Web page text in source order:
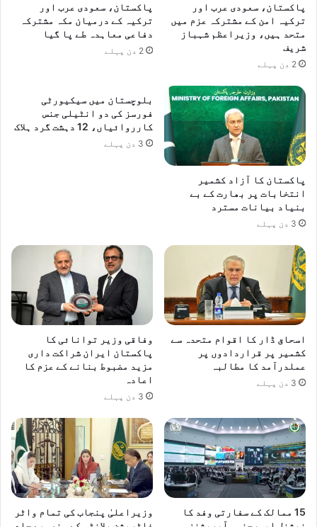
پاکستان، سعودی عرب اور
ترکیہ امن کے مشترکہ عزم میں
متحد ہیں، وزیراعظم شہباز
شریف
2 دن پہلے
پاکستان، سعودی عرب اور
ترکیہ کے درمیان مکہ مشترکہ
دفاعی معاہدہ طے پا گیا
2 دن پہلے
پاکستان کا آزاد کشمیر
انتخابات پر بھارت کے بے
بنیاد بیانات مسترد
3 دن پہلے
بلوچستان میں سیکیورٹی
فورسز کی دو انٹیلی جنس
کارروائیاں، 12 دہشت گرد ہلاک
3 دن پہلے
اسحاق ڈار کا اقوام متحدہ سے
کشمیر پر قراردادوں پر
عملدرآمد کا مطالبہ
3 دن پہلے
وفاقی وزیر توانائی کا
پاکستان ایران شراکت داری
مزید مضبوط بنانے کے عزم کا
اعادہ
3 دن پہلے
15 ممالک کے سفارتی وفد کا
وزیراعلیٰ پنجاب کی تمام واٹر